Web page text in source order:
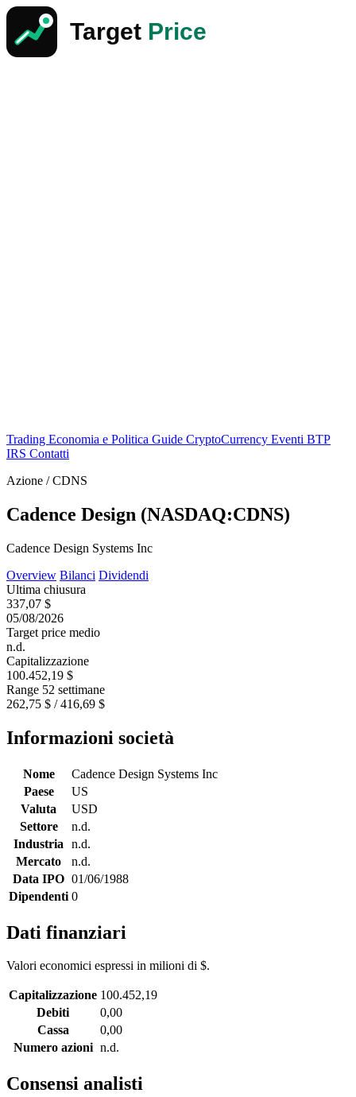
Trading Economia e Politica Guide CryptoCurrency Eventi BTP
IRS Contatti
Azione / CDNS
Cadence Design (NASDAQ:CDNS)
Cadence Design Systems Inc
Overview Bilanci Dividendi
Ultima chiusura
337,07 $
05/08/2026
Target price medio
n.d.
Capitalizzazione
100.452,19 $
Range 52 settimane
262,75 $ / 416,69 $
Informazioni società
Nome
Cadence Design Systems Inc
Paese
US
Valuta
USD
Settore
n.d.
Industria
n.d.
Mercato
n.d.
Data IPO 01/06/1988
Dipendenti 0
Dati finanziari
Valori economici espressi in milioni di $.
Capitalizzazione 100.452,19
Debiti
0,00
Cassa
0,00
Numero azioni n.d.
Consensi analisti